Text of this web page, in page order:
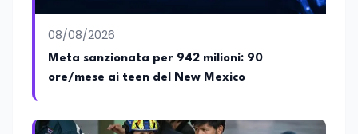
proprio punto di vista con equilibrio,
sensibilità e spirito critico.
08/08/2026
Meta sanzionata per 942 milioni: 90
ore/mese ai teen del New Mexico